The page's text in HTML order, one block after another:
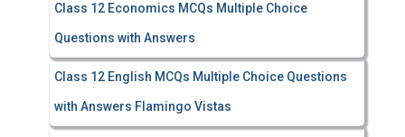
Class 12 Economics MCQs Multiple Choice
Questions with Answers
Class 12 English MCQs Multiple Choice Questions
with Answers Flamingo Vistas